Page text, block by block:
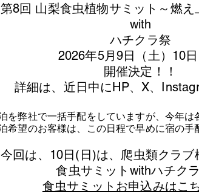
第8回 山梨食虫植物サミット～燃え
with
​ハチクラ祭
2026年5月9日（土）10
​開催決定！！
詳細は、近日中にHP、X、
を弊社で一括手配をしていますが、今年は
希望のお客様は、この日程で早めに宿の手
今回は、10日(日)は、爬虫類クラブ
食虫サミットwithハチク
食虫サミットお申込みはこ